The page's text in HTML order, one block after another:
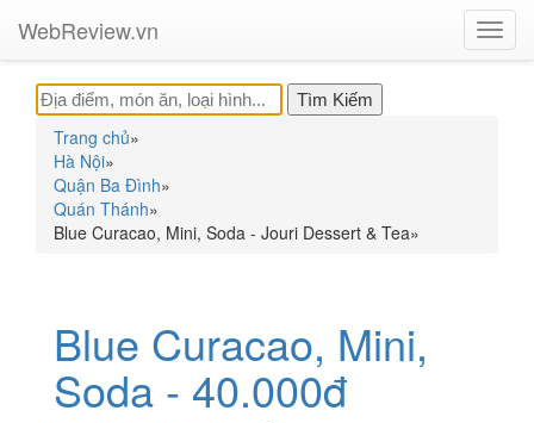
WebReview.vn
Trang chủ»
Hà Nội»
Quận Ba Đình»
Quán Thánh»
Blue Curacao, Mini, Soda - Jouri Dessert & Tea»
Blue Curacao, Mini,
Soda - 40.000đ